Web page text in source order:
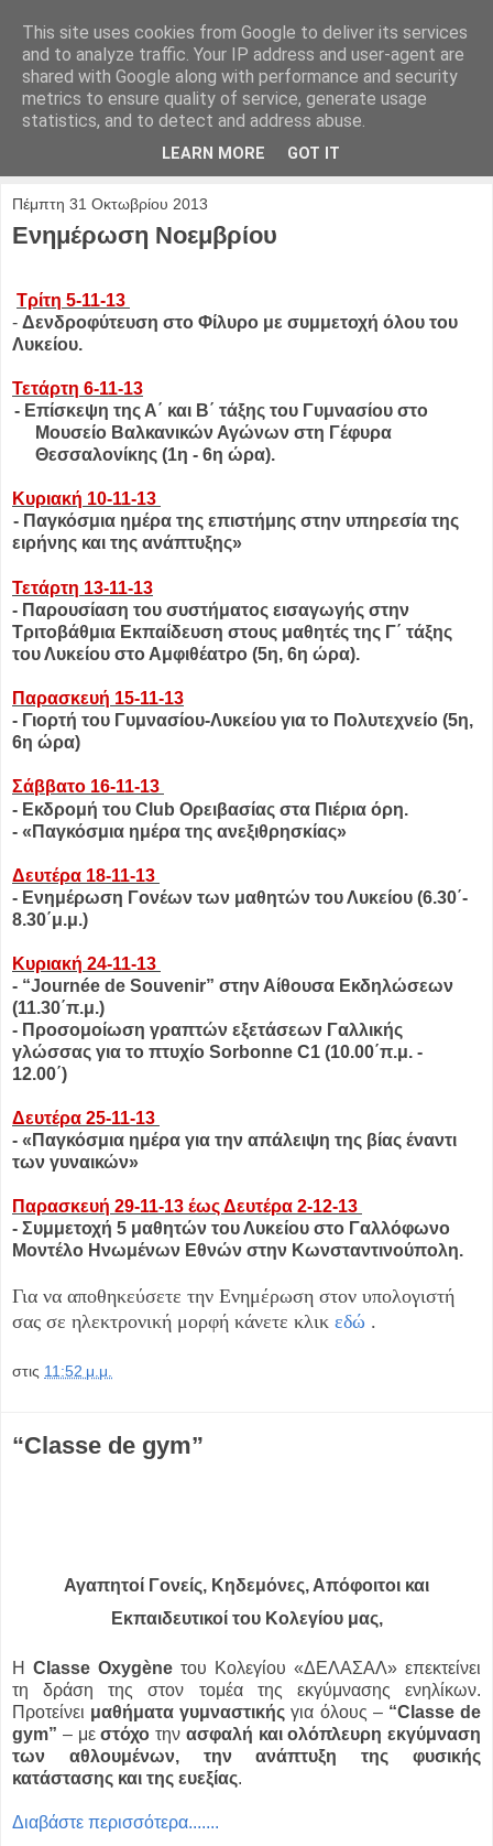
Πέμπτη 31 Οκτωβρίου 2013
Ενημέρωση Νοεμβρίου
Τρίτη 5-11-13
- Δενδροφύτευση στο Φίλυρο με συμμετοχή όλου του
Λυκείου.
Τετάρτη 6-11-13
- Επίσκεψη της Α΄ και Β΄ τάξης του Γυμνασίου στο
Μουσείο Βαλκανικών Αγώνων στη Γέφυρα
Θεσσαλονίκης (1η - 6η ώρα).
Κυριακή 10-11-13
Παγκόσμια ημέρα της επιστήμης στην υπηρεσία της
ειρήνης και της ανάπτυξης»
Τετάρτη 13-11-13
- Παρουσίαση του συστήματος εισαγωγής στην
Τριτοβάθμια Εκπαίδευση στους μαθητές της Γ΄ τάξης
του Λυκείου στο Αμφιθέατρο (5η, 6η ώρα).
Παρασκευή 15-11-13
- Γιορτή του Γυμνασίου-Λυκείου για το Πολυτεχνείο (5η,
6η ώρα)
Σάββατο 16-11-13
- Εκδρομή του Club Ορειβασίας στα Πιέρια όρη.
- «Παγκόσμια ημέρα της ανεξιθρησκίας»
Δευτέρα 18-11-13
- Ενημέρωση Γονέων των μαθητών του Λυκείου (6.30΄-
8.30΄μ.μ.)
Κυριακή 24-11-13
- “Journée de Souvenir” στην Αίθουσα Εκδηλώσεων
(11.30΄π.μ.)
- Προσομοίωση γραπτών εξετάσεων Γαλλικής
γλώσσας για το πτυχίο Sorbonne C1 (10.00΄π.μ. -
12.00΄)
Δευτέρα 25-11-13
- «Παγκόσμια ημέρα για την απάλειψη της βίας έναντι
των γυναικών»
Παρασκευή 29-11-13 έως Δευτέρα 2-12-13
- Συμμετοχή 5 μαθητών του Λυκείου στο Γαλλόφωνο
Μοντέλο Ηνωμένων Εθνών στην Κωνσταντινούπολη.
Για να αποθηκεύσετε την Ενημέρωση στον υπολογιστή
σας σε ηλεκτρονική μορφή κάνετε κλικ εδώ .
στις 11:52 μ.μ.
“Classe de gym”
Αγαπητοί Γονείς, Κηδεμόνες, Απόφοιτοι και
Εκπαιδευτικοί του Κολεγίου μας,
Η Classe Oxygène του Κολεγίου «ΔΕΛΑΣΑΛ» επεκτείνει
τη δράση της στον τομέα της εκγύμνασης ενηλίκων.
Προτείνει μαθήματα γυμναστικής για όλους –“Classe de
gym” – μεστόχο την ασφαλή και ολόπλευρη εκγύμναση
των αθλουμένων, την ανάπτυξη της φυσικής
κατάστασης και της ευεξίας.
Διαβάστε περισσότερα.......
This site uses cookies from Google to deliver its services
and to analyze traffic. Your IP address and user-agent are
shared with Google along with performance and security
metrics to ensure quality of service, generate usage
statistics, and to detect and address abuse.
LEARN MORE GOT IT